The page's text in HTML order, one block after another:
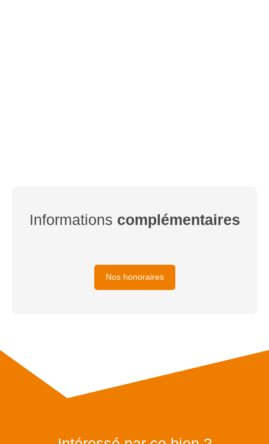
Informations complémentaires
Nos honoraires